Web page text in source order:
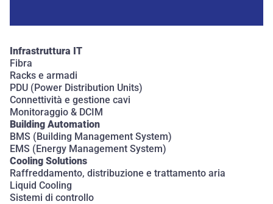
Infrastruttura IT
Fibra
Racks e armadi
PDU (Power Distribution Units)
Connettività e gestione cavi
Monitoraggio & DCIM
Building Automation
BMS (Building Management System)
EMS (Energy Management System)
Cooling Solutions
Raffreddamento, distribuzione e trattamento aria
Liquid Cooling
Sistemi di controllo